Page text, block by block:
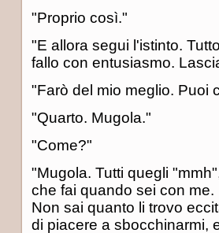
"Proprio così."
"E allora segui l'istinto.
fallo con entusiasmo.
"Farò del mio meglio. Puoi
"Quarto. Mugola."
"Come?"
"Mugola. Tutti quegli
che fai quando sei con
Non sai quanto li trovo
di piacere a sbocchinarmi,